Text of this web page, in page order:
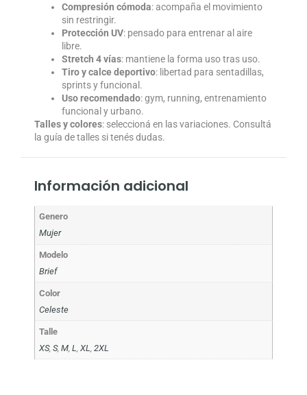
Compresión cómoda: acompaña el movimiento
sin restringir.
Protección UV: pensado para entrenar al aire
libre.
Stretch 4 vías: mantiene la forma uso tras uso.
Tiro y calce deportivo: libertad para sentadillas,
sprints y funcional.
Uso recomendado: gym, running, entrenamiento
funcional y urbano.
Talles y colores: seleccioná en las variaciones. Consultá
la guía de talles si tenés dudas.
Información adicional
Genero
Mujer
Modelo
Brief
Color
Celeste
Talle
XS,S,M ,L ,XL ,2XL